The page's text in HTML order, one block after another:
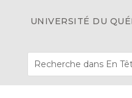
UNIVERSITÉ DU